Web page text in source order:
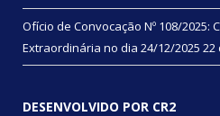
Ofício de Convocação Nº 108/2025:
Extraordinária no dia 24/12/2025 22
DESENVOLVIDO POR CR2